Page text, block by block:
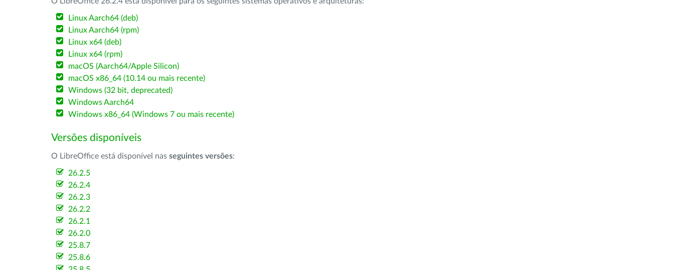
Linux Aarch64 (deb)
Linux Aarch64 (rpm)
Linux x64 (deb)
Linux x64 (rpm)
macOS (Aarch64/Apple Silicon)
macOS x86_64 (10.14 ou mais recente)
Windows (32 bit, deprecated)
Windows Aarch64
Windows x86_64 (Windows 7 ou mais recente)
Versões disponíveis
O LibreOffice está disponível nas seguintes versões:
26.2.5
26.2.4
26.2.3
26.2.2
26.2.1
26.2.0
25.8.7
25.8.6